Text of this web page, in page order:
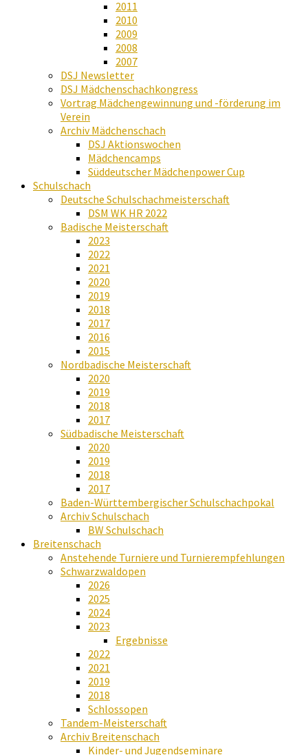
2011
2010
2009
2008
2007
DSJ Newsletter
DSJ Mädchenschachkongress
Vortrag Mädchengewinnung und -förderung im
Verein
Archiv Mädchenschach
DSJ Aktionswochen
Mädchencamps
Süddeutscher Mädchenpower Cup
Schulschach
Deutsche Schulschachmeisterschaft
DSM WK HR 2022
Badische Meisterschaft
2023
2022
2021
2020
2019
2018
2017
2016
2015
Nordbadische Meisterschaft
2020
2019
2018
2017
Südbadische Meisterschaft
2020
2019
2018
2017
Baden-Württembergischer Schulschachpokal
Archiv Schulschach
BW Schulschach
Breitenschach
Anstehende Turniere und Turnierempfehlungen
Schwarzwaldopen
2026
2025
2024
2023
Ergebnisse
2022
2021
2019
2018
Schlossopen
Tandem-Meisterschaft
Archiv Breitenschach
Kinder- und Jugendseminare